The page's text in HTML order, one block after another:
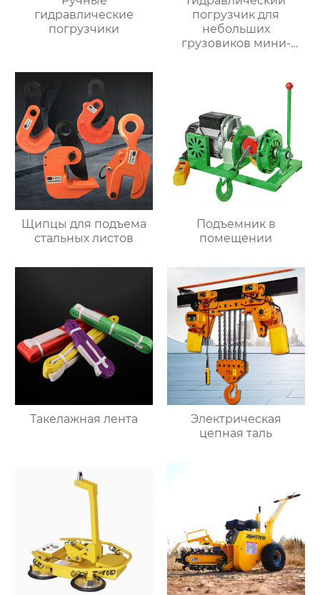
гидравлические
погрузчики
погрузчик для
небольших
грузовиков мини-
Щипцы для подъема
стальных листов
Подъемник в
помещении
Такелажная лента
Электрическая
цепная таль